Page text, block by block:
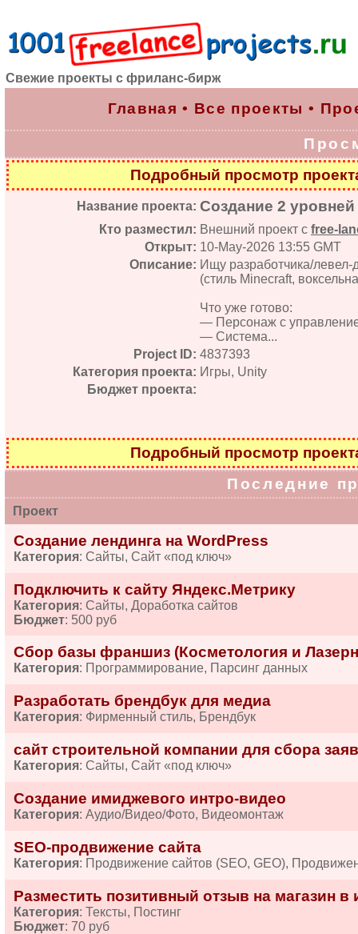
Свежие проекты с фриланс-бирж
Главная • Все проекты •
Подробный просмотр
Название проекта: Создание 2
Кто разместил: Внешний проект с free-
Открыт: 10-May-2026 13:55 GMT
Описание: Ищу разработчика/левел-
(стиль Minecraft,
Что уже готово:
— Персонаж с
— Система...
Project ID: 4837393
Категория проекта: Игры, Unity
Бюджет проекта:
Подробный просмотр
Последние
Проект
Создание лендинга на WordPress
Категория: Сайты, Сайт «под ключ»
Подключить к сайту Яндекс.Метрику
Категория: Сайты, Доработка сайтов
Бюджет: 500 руб
Сбор базы франшиз (Косметология и
Категория: Программирование, Парсинг данных
Разработать брендбук для медиа
Категория: Фирменный стиль, Брендбук
сайт строительной компании для сбора
Категория: Сайты, Сайт «под ключ»
Создание имиджевого интро-видео
Категория: Аудио/Видео/Фото, Видеомонтаж
SEO-продвижение сайта
Категория: Продвижение сайтов (SEO, GEO),
Разместить позитивный отзыв на магазин в
Категория: Тексты, Постинг
Бюджет: 70 руб